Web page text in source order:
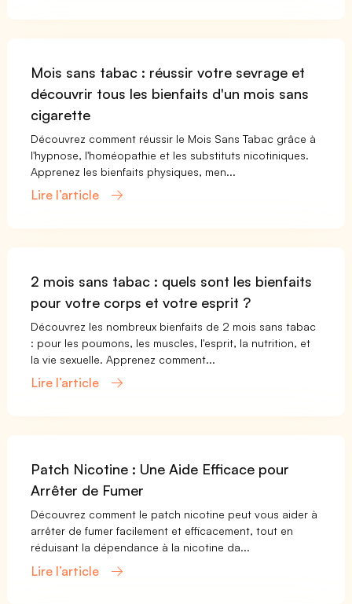
Mois sans tabac : réussir votre sevrage et
découvrir tous les bienfaits d'un mois sans
cigarette
Découvrez comment réussir le Mois Sans Tabac grâce à
l'hypnose, l'homéopathie et les substituts nicotiniques.
Apprenez les bienfaits physiques, men...
Lire l’article
2 mois sans tabac : quels sont les bienfaits
pour votre corps et votre esprit ?
Découvrez les nombreux bienfaits de 2 mois sans tabac
: pour les poumons, les muscles, l'esprit, la nutrition, et
la vie sexuelle. Apprenez comment...
Lire l’article
Patch Nicotine : Une Aide Efficace pour
Arrêter de Fumer
Découvrez comment le patch nicotine peut vous aider à
arrêter de fumer facilement et efficacement, tout en
réduisant la dépendance à la nicotine da...
Lire l’article